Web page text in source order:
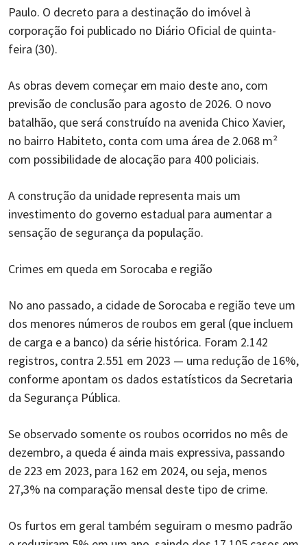
Paulo. O decreto para a destinação do imóvel à
corporação foi publicado no Diário Oficial de quinta-
feira (30).
As obras devem começar em maio deste ano, com
previsão de conclusão para agosto de 2026. O novo
batalhão, que será construído na avenida Chico Xavier,
no bairro Habiteto, conta com uma área de 2.068 m²
com possibilidade de alocação para 400 policiais.
A construção da unidade representa mais um
investimento do governo estadual para aumentar a
sensação de segurança da população.
Crimes em queda em Sorocaba e região
No ano passado, a cidade de Sorocaba e região teve um
dos menores números de roubos em geral (que incluem
de carga e a banco) da série histórica. Foram 2.142
registros, contra 2.551 em 2023 — uma redução de 16%,
conforme apontam os dados estatísticos da Secretaria
da Segurança Pública.
Se observado somente os roubos ocorridos no mês de
dezembro, a queda é ainda mais expressiva, passando
de 223 em 2023, para 162 em 2024, ou seja, menos
27,3% na comparação mensal deste tipo de crime.
Os furtos em geral também seguiram o mesmo padrão